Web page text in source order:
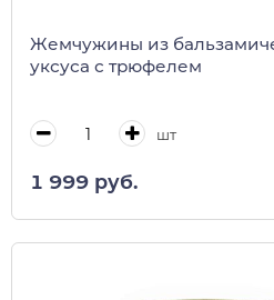
Жемчужины из
уксуса с трюфелем
шт
1 999 руб.